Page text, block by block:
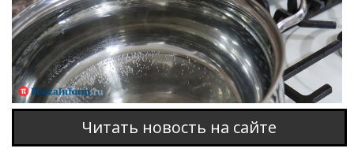
Читать новость на сайте